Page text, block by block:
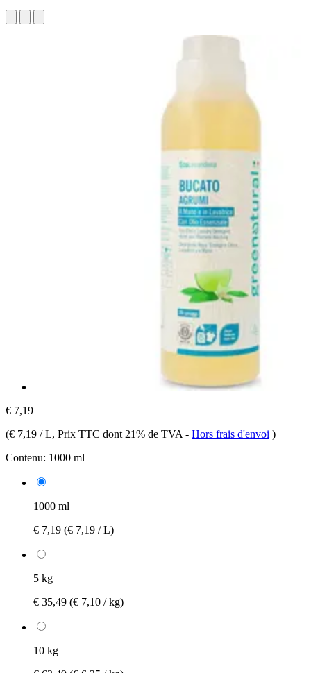
€ 7,19
(€ 7,19 / L, Prix TTC dont 21% de TVA - Hors frais d'envoi )
Contenu: 1000 ml
1000 ml
€ 7,19 (€ 7,19 / L)
5 kg
€ 35,49 (€ 7,10 / kg)
10 kg